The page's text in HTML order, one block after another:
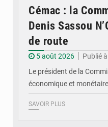
Cémac : la
Denis Sassou
de route
5 août 2026
Publié
Le président de la
économique et
SAVOIR PLUS